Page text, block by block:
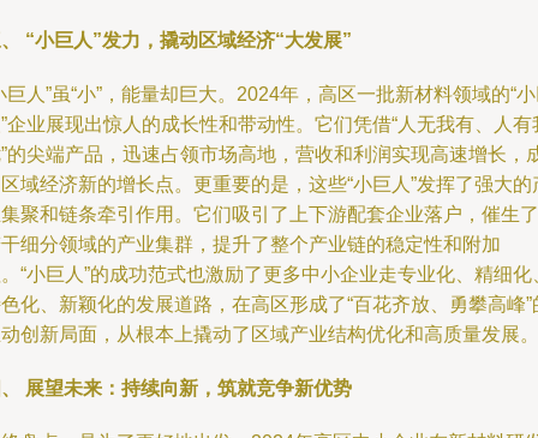
“小巨人”发力，撬动区域经济“大发展”
巨人”虽“小”，能量却巨大。2024年，高区一批新材料领域的“
企业展现出惊人的成长性和带动性。它们凭借“人无我有、人有
的尖端产品，迅速占领市场高地，营收和利润实现高速增长，
域经济新的增长点。更重要的是，这些“小巨人”发挥了强大的
聚和链条牵引作用。它们吸引了上下游配套企业落户，催生了
细分领域的产业集群，提升了整个产业链的稳定性和附加
“小巨人”的成功范式也激励了更多中小企业走专业化、精细化
化、新颖化的发展道路，在高区形成了“百花齐放、勇攀高峰”
创新局面，从根本上撬动了区域产业结构优化和高质量发展。
展望未来：持续向新，筑就竞争新优势